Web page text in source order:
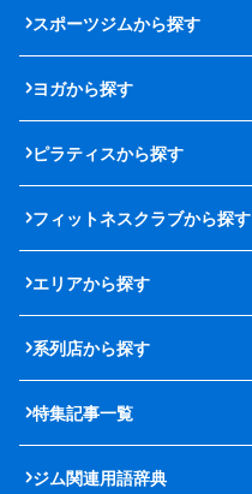
スポーツジムから探す
ヨガから探す
ピラティスから探す
フィットネスクラブから探す
エリアから探す
系列店から探す
特集記事一覧
ジム関連用語辞典